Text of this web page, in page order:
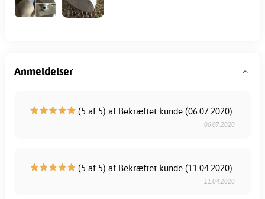
Anmeldelser
(5 af 5) af Bekræftet kunde (06.07.2020)
06.07.2020
(5 af 5) af Bekræftet kunde (11.04.2020)
11.04.2020